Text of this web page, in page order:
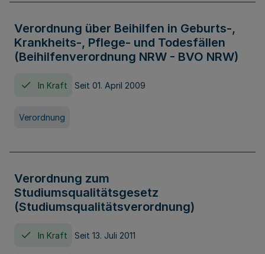
Verordnung über Beihilfen in Geburts-,
Krankheits-, Pflege- und Todesfällen
(Beihilfenverordnung NRW - BVO NRW)
In Kraft Seit 01. April 2009
Verordnung
Verordnung zum
Studiumsqualitätsgesetz
(Studiumsqualitätsverordnung)
In Kraft Seit 13. Juli 2011